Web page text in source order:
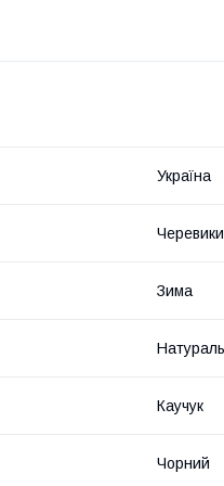
Україна
Черевики
Зима
Каучук
Чорний